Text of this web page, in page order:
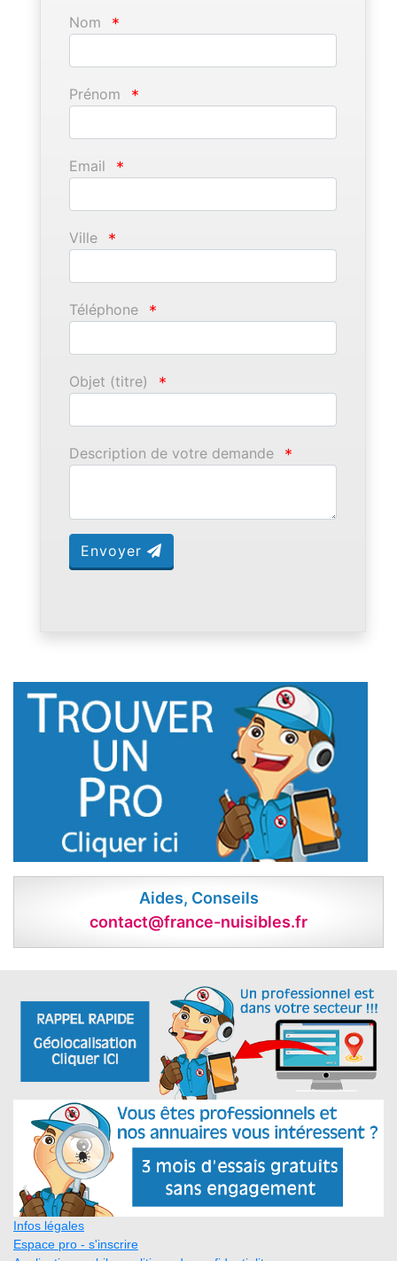
Nom *
Prénom *
Email *
Ville *
Téléphone *
Objet (titre) *
Description de votre demande *
Envoyer
Aides, Conseils
contact@france-nuisibles.fr
Infos légales
Espace pro - s'inscrire